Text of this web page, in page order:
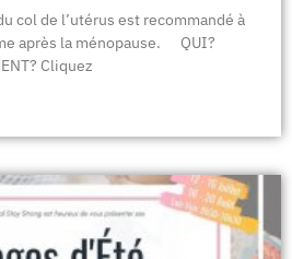
col de l’utérus est recommandé à
après la ménopause. QUI?
Cliquez